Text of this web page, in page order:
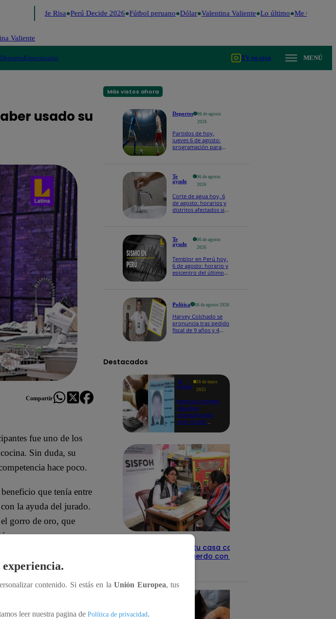
Me Caigo de Risa Perú Decide 2026 Fútbol peruano Dólar Valentina Valiente Lo último Me Caigo de
Valiente
DeportesEspectáculos TV en vivo MENÚ
usado su
Compartir
fue uno de los
Sin duda, su
hace poco.
que tenía entre
la ayuda del jurado.
gorro de oro, que
Tilsa Lozano,
todo por
Más vistos ahora
Deportes
06 de agosto
2026
Partidos de hoy,
jueves 6 de agosto:
programación para
Te
ayudo
06 de agosto
2026
Corte de agua hoy, 6
de agosto: horarios y
distritos afectados sin
Te
ayudo
06 de agosto
2026
Temblor en Perú hoy,
6 de agosto: horario y
epicentro del último
Política 06 de agosto 2026
Harvey Colchado se
pronuncia tras pedido
fiscal de 9 años y 4
Destacados
Te
ayudo
26 de mayo
2025
Revisa si tienes
deudas
consultando
con tu DNI:
detalles
Revisa con tu DNI si tu casa califica
como pobre, de acuerdo con el Sisfoh
contenido. Si estás en laUnión Europea, tus
leer nuestra pagina de Política de privacidad.